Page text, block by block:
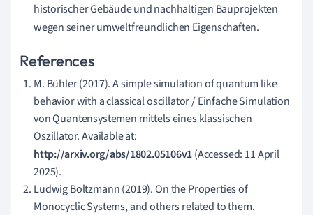
historischer Gebäude und nachhaltigen Bauprojekten
wegen seiner umweltfreundlichen Eigenschaften.
References
M. Bühler (2017). A simple simulation of quantum like
behavior with a classical oscillator / Einfache Simulation
von Quantensystemen mittels eines klassischen
Oszillator. Available at:
http://arxiv.org/abs/1802.05106v1(Accessed: 11 April
2025).
Ludwig Boltzmann (2019). On the Properties of
Monocyclic Systems, and others related to them.